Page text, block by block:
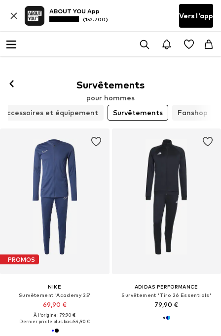
ABOUT YOU App
(152.700) Vers l'app
Survêtements
pour hommes
Accessoires et équipement
Survêtements Fanshop
PROMOS
NIKE
Survêtement 'Academy 25'
69,90 €
À l'origine : 79,90 €
Dernier prix le plus bas :54,90 €
ADIDAS PERFORMANCE
Survêtement 'Tiro 26 Essentials'
79,90 €